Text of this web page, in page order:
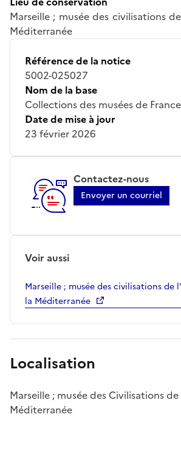
Marseille ; musée des civilisations
Méditerranée
Référence de la notice
5002-025027
Nom de la base
Collections des musées de
Date de mise à jour
23 février 2026
Contactez-nous
Envoyer un courriel
Voir aussi
Marseille ; musée des civilisations de
la Méditerranée
Localisation
Marseille ; musée des Civilisations
Méditerranée